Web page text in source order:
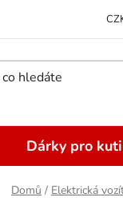
Odstoupení od kupní
Dárky pro
Domů / Elektrická